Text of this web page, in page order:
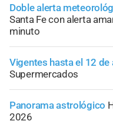
Doble alerta
Santa Fe con alerta
minuto
Vigentes hasta el 12 de
Supermercados
Panorama astrológico
2026